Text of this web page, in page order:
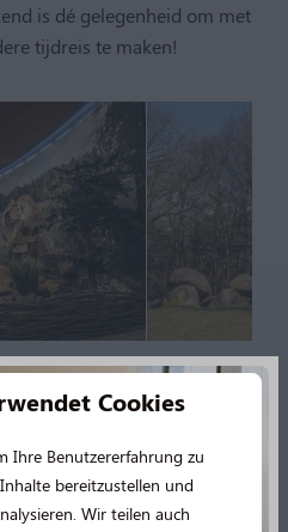
is dé gelegenheid om met
tijdreis te maken!
niet ontbreken tijdens
worden er traditionele
Cookies
Ihre Benutzererfahrung zu
bereitzustellen und
Wir teilen auch